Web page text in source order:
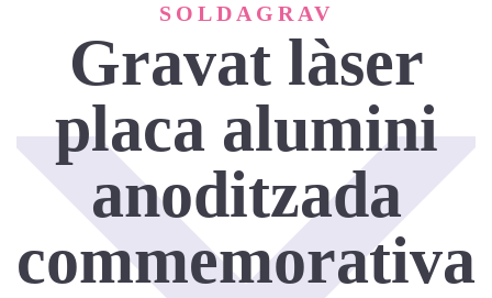
SOLDAGRAV
Gravat làser
placa alumini
anoditzada
commemorativa